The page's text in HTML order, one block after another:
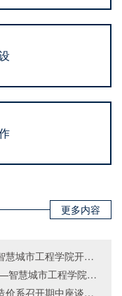
更多内容
深耕田间践劳动，知行合一促成长——智慧城市工程学院开展田间实践劳动教育活动
恪守科研诚信底线 涵养优良治学新风——智慧城市工程学院开展科研诚信主题班会
倾听学子心声，聚力提质赋能——工程造价系召开期中座谈会暨毕业生座谈会